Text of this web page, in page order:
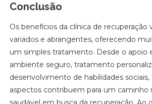
Conclusão
Os benefícios da clínica de recuperação
variados e abrangentes, oferecendo
um simples tratamento. Desde o apoio
ambiente seguro, tratamento
desenvolvimento de habilidades sociais,
aspectos contribuem para um caminho